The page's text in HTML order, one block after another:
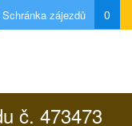
Schránka zájezdů 0
č. 473473